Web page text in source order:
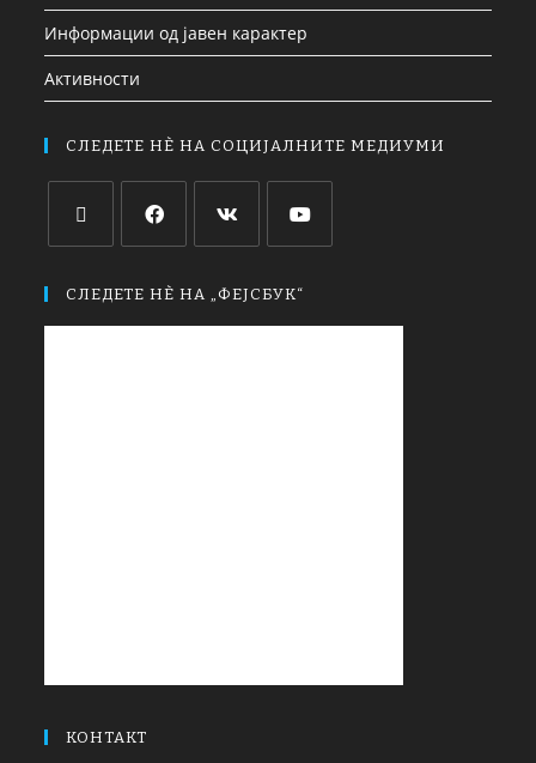
Информации од јавен карактер
Активности
СЛЕДЕТЕ НЀ НА СОЦИЈАЛНИТЕ МЕДИУМИ
СЛЕДЕТЕ НЀ НА „ФЕЈСБУК“
КОНТАКТ